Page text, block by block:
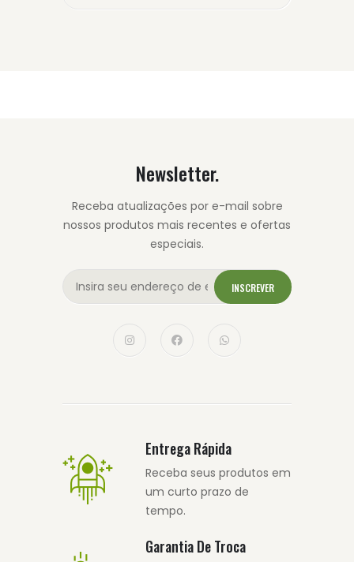
Newsletter.
Receba atualizações por e-mail sobre
nossos produtos mais recentes e ofertas
especiais.
INSCREVER
Entrega Rápida
Receba seus produtos em
um curto prazo de
tempo.
Garantia De Troca